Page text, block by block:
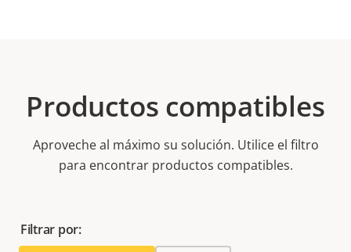
Productos compatibles
Aproveche al máximo su solución. Utilice el filtro
para encontrar productos compatibles.
Filtrar por: